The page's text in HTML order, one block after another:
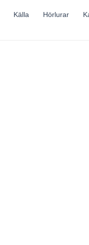
Källa Hörlurar